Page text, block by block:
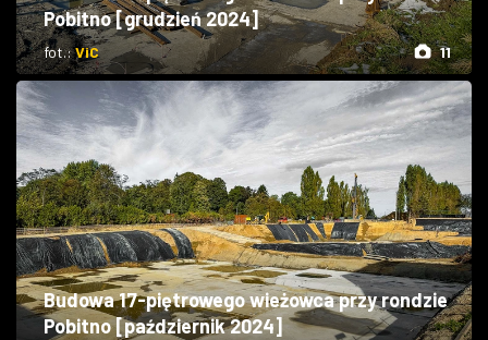
Pobitno [grudzień 2024]
fot.:ViC 11
Budowa 17-piętrowego wieżowca przy rondzie
Pobitno [październik 2024]